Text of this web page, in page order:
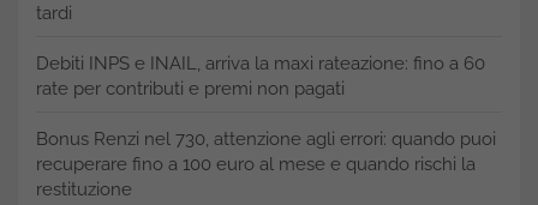
tardi
Debiti INPS e INAIL, arriva la maxi rateazione: fino a 60
rate per contributi e premi non pagati
Bonus Renzi nel 730, attenzione agli errori: quando puoi
recuperare fino a 100 euro al mese e quando rischi la
restituzione